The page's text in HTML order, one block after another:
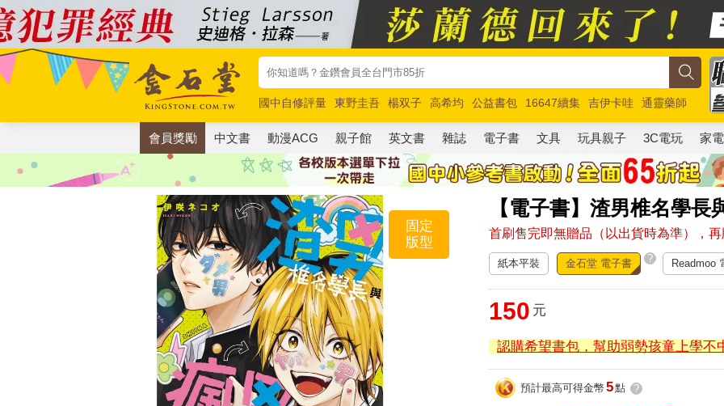
國中自修評量 東野圭吾 楊双子 高希均 公益書包 16647續集 吉伊卡哇
通靈藥師
唯紅花綻放
奧德賽 路邊攤新作 馬斯克 玩具總動員5 超慢跑
會員獎勵 中文書 動漫ACG 親子館 英文書 雜誌 電子書 文具 玩具親子 3C電玩 家電
【電子書】渣男椎名學長
首刷售完即無贈品（以出貨時為準），再
固定
版型
紙本平裝 金石堂 電子書 ? Readmoo
150 元
認購希望書包，幫助弱勢孩童上學不
預計最高可得金幣 5點 ?